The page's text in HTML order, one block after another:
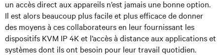
un accès direct aux appareils n’est jamais une bonne option.
Il est alors beaucoup plus facile et plus efficace de donner
des moyens à ces collaborateurs en leur fournissant les
dispositifs KVM IP 4K et l’accès à distance aux applications et
systèmes dont ils ont besoin pour leur travail quotidien.